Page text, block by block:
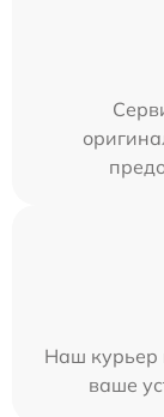
Наш курьер
ваше